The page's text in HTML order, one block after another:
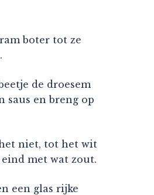
boter tot ze
de droesem
saus en breng op
niet, tot het wit
met wat zout.
een glas rijke